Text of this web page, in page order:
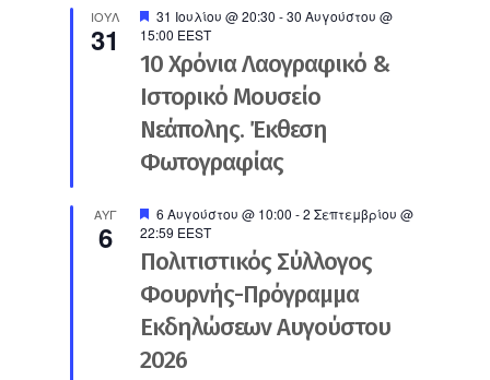
ΙΟΎΛ
31
Προτεινόμενο
31 Ιουλίου @ 20:30 -30 Αυγούστου @
15:00 EEST
10 Χρόνια Λαογραφικό &
Ιστορικό Μουσείο
Νεάπολης. Έκθεση
Φωτογραφίας
ΑΥΓ
6
Προτεινόμενο
6 Αυγούστου @ 10:00 -2 Σεπτεμβρίου @
22:59 EEST
Πολιτιστικός Σύλλογος
Φουρνής-Πρόγραμμα
Εκδηλώσεων Αυγούστου
2026